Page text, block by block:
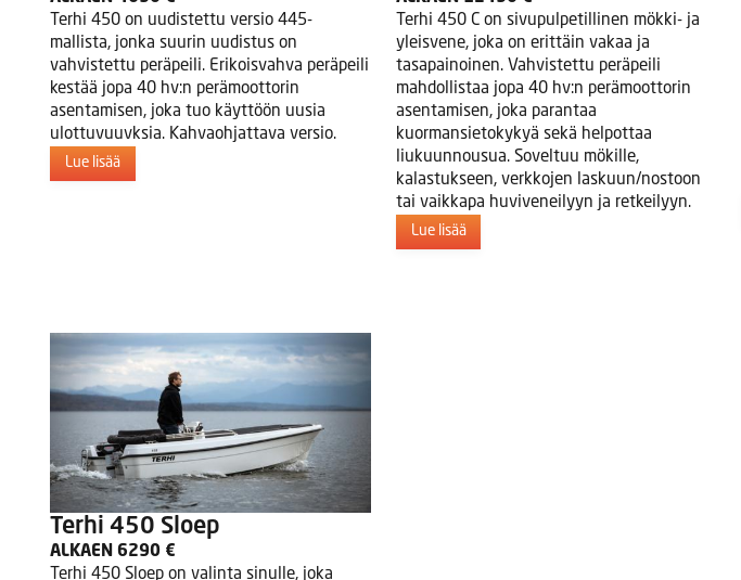
Terhi 450 on uudistettu versio 445-
mallista, jonka suurin uudistus on
vahvistettu peräpeili. Erikoisvahva peräpeili
kestää jopa 40 hv:n perämoottorin
asentamisen, joka tuo käyttöön uusia
ulottuvuuvksia. Kahvaohjattava versio.
Lue lisää
Terhi 450 C on sivupulpetillinen mökki- ja
yleisvene, joka on erittäin vakaa ja
tasapainoinen. Vahvistettu peräpeili
mahdollistaa jopa 40 hv:n perämoottorin
asentamisen, joka parantaa
kuormansietokykyä sekä helpottaa
liukuunnousua. Soveltuu mökille,
kalastukseen, verkkojen laskuun/nostoon
tai vaikkapa huviveneilyyn ja retkeilyyn.
Lue lisää
Terhi 450 Sloep
ALKAEN 6290 €
Terhi 450 Sloep on valinta sinulle, joka